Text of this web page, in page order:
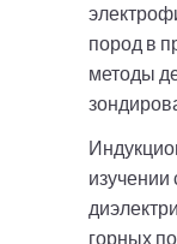
пород в
методы
изучении
горных